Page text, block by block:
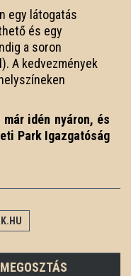
egy látogatás
és egy
a soron
A kedvezmények
idén nyáron, és
Park Igazgatóság
MEGOSZTÁS